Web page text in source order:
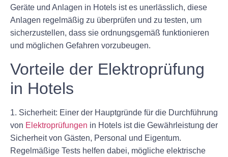
Geräte und Anlagen in Hotels ist es unerlässlich, diese
Anlagen regelmäßig zu überprüfen und zu testen, um
sicherzustellen, dass sie ordnungsgemäß funktionieren
und möglichen Gefahren vorzubeugen.
Vorteile der Elektroprüfung
in Hotels
1. Sicherheit: Einer der Hauptgründe für die Durchführung
von Elektroprüfungen in Hotels ist die Gewährleistung der
Sicherheit von Gästen, Personal und Eigentum.
Regelmäßige Tests helfen dabei, mögliche elektrische